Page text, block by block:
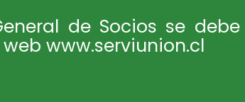
de Socios se
www.serviunion.cl